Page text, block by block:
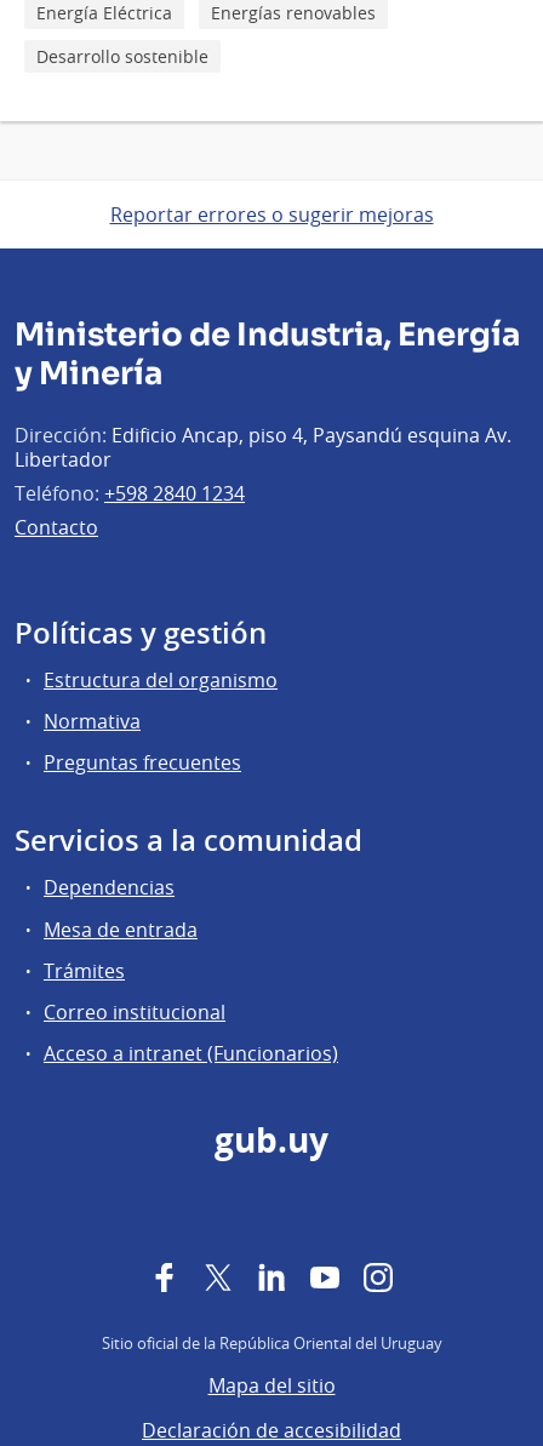
Energía Eléctrica
Energías renovables
Desarrollo sostenible
Reportar errores o sugerir mejoras
Ministerio de Industria, Energía
y Minería
Dirección: Edificio Ancap, piso 4, Paysandú esquina Av.
Libertador
Teléfono: +598 2840 1234
Contacto
Políticas y gestión
Estructura del organismo
Normativa
Preguntas frecuentes
Servicios a la comunidad
Dependencias
Mesa de entrada
Trámites
Correo institucional
Acceso a intranet (Funcionarios)
gub.uy
FacebookTwitter LinkedInYouTubeInstagram
Sitio oficial de la República Oriental del Uruguay
Mapa del sitio
Declaración de accesibilidad